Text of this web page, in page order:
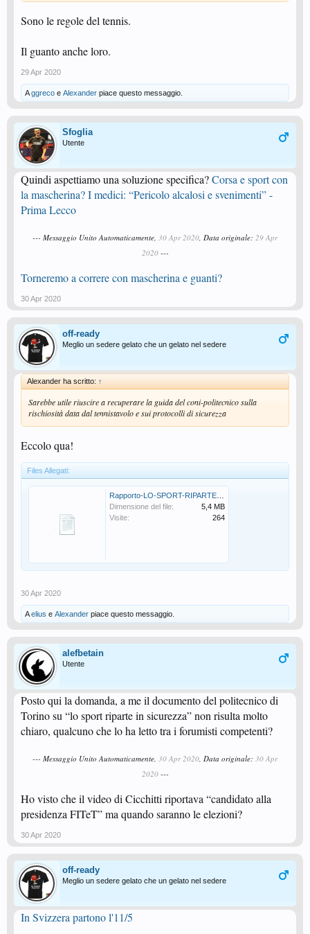
Sono le regole del tennis.
Il guanto anche loro.
29 Apr 2020
Aggreco e Alexander piace questo messaggio.
Sfoglia
Utente
Quindi aspettiamo una soluzione specifica?Corsa e sport con
la mascherina? I medici: “Pericolo alcalosi e svenimenti” -
Prima Lecco
--- Messaggio Unito Automaticamente, 30 Apr 2020, Data originale: 29 Apr
2020---
Torneremo a correre con mascherina e guanti?
30 Apr 2020
off-ready
Meglio un sedere gelato che un gelato nel sedere
Alexander ha scritto: ↑
Sarebbe utile riuscire a recuperare la guida del coni-politecnico sulla
rischiosità data dal tennistavolo e sui protocolli di sicurezza
Eccolo qua!
Files Allegati:
Dimensione del file:
5,4 MB
Visite:
264
30 Apr 2020
Aelius e Alexander piace questo messaggio.
alefbetain
Utente
Posto qui la domanda, a me il documento del politecnico di
Torino su “lo sport riparte in sicurezza” non risulta molto
chiaro, qualcuno che lo ha letto tra i forumisti competenti?
--- Messaggio Unito Automaticamente, 30 Apr 2020, Data originale: 30 Apr
2020---
Ho visto che il video di Cicchitti riportava “candidato alla
presidenza FITeT” ma quando saranno le elezioni?
30 Apr 2020
off-ready
Meglio un sedere gelato che un gelato nel sedere
In Svizzera partono l'11/5